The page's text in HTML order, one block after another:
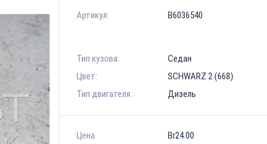
Артикул: B6036540
Тип кузова:
Седан
Цвет:
SCHWARZ 2 (668)
Тип двигателя:
Дизель
Цена Br24.00